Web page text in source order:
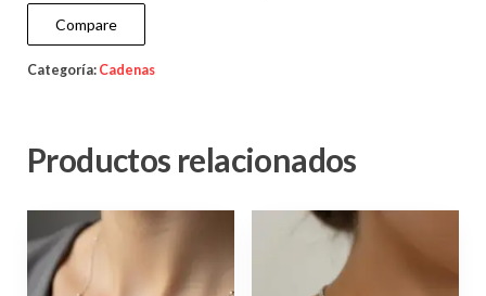
Compare
Categoría: Cadenas
Productos relacionados